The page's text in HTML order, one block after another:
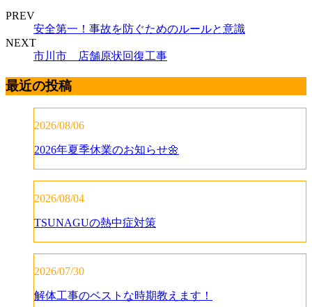
PREV
安全第一！事故を防ぐためのルールと意識
NEXT
市川市 店舗原状回復工事
最近の投稿
2026/08/06
2026年夏季休業のお知らせ🌼
2026/08/04
TSUNAGUの熱中症対策
2026/07/30
解体工事のベストな時期教えます！